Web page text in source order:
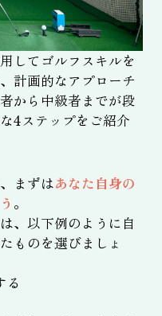
してゴルフスキルを
計画的なアプローチ
から中級者までが段
4ステップをご紹介
まずはあなた自身の
。
、以下例のように自
ものを選びましょ
る